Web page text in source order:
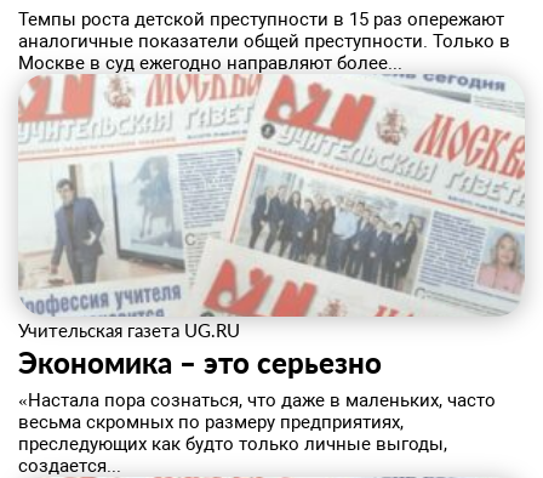
​Темпы роста детской преступности в 15 раз опережают
аналогичные показатели общей преступности. Только в
Москве в суд ежегодно направляют более...
Учительская газета UG.RU
Экономика – это серьезно
​«Настала пора сознаться, что даже в маленьких, часто
весьма скромных по размеру предприятиях,
преследующих как будто только личные выгоды,
создается...